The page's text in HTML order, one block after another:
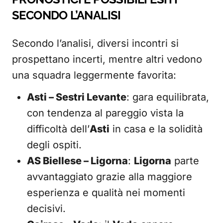
SECONDO L’ANALISI
Secondo l’analisi, diversi incontri si
prospettano incerti, mentre altri vedono
una squadra leggermente favorita:
Asti – Sestri Levante: gara equilibrata,
con tendenza al pareggio vista la
difficoltà dell’Asti in casa e la solidità
degli ospiti.
AS Biellese – Ligorna: Ligorna parte
avvantaggiato grazie alla maggiore
esperienza e qualità nei momenti
decisivi.